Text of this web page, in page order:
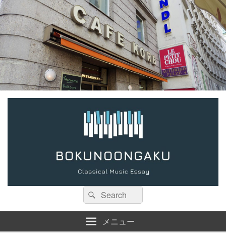
検
索:
検
索
メニュー